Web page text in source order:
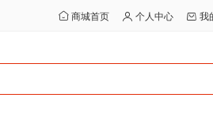
商城首页 个人中心 我